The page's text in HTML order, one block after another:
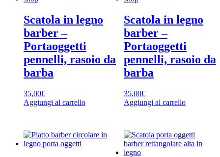
Scatola in legno
barber –
Portaoggetti
pennelli, rasoio da
barba
35,00€
Aggiungi al carrello
Scatola in legno
barber –
Portaoggetti
pennelli, rasoio da
barba
35,00€
Aggiungi al carrello